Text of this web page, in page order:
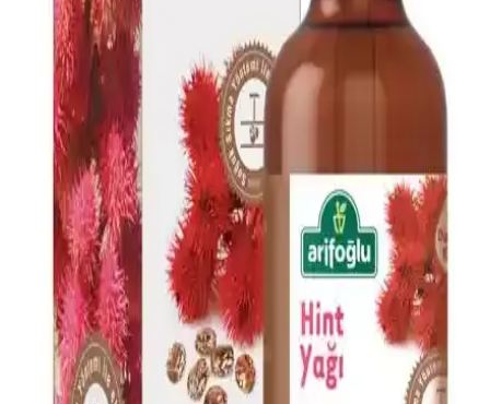
Doğalca Kojik Asit Sabunu: Leke Karşıtı ve Cilt
Tonunu Eşitleyen Doğal Temizlik Ürünü
Doğalca Kojik Asit Sabunu, doğal içerikleriyle leke karşıtı ve cilt
tonunu eşitleyen etkili bir temizlik sağlar, güvenli ve dermatolojik
testlerle onaylanmıştır.
Dermokil Kil, Argan ve Bitkisel Keratan İçeren Saç
Maskesi: Doğal ve Güçlendirici Bakım Çözümü
Doğal içeriklerle formüle edilen Dermokil Kil, Argan ve Bitkisel
Keratan saç maskesi, tüm saç tiplerine uygun olup, saçlara güç,
parlaklık ve yumuşaklık sağlar, düzenli kullanımda saç sağlığını
destekler.
Afrodizyak Etkili Parfümler: Cazibenizi Artıran
Doğal ve Çekici Kokular